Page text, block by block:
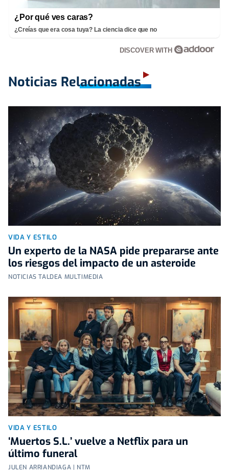
¿Por qué ves caras?
¿Creías que era cosa tuya? La ciencia dice que no
DISCOVER WITH
Noticias Relacionadas
VIDA Y ESTILO
Un experto de la NASA pide prepararse ante
los riesgos del impacto de un asteroide
NOTICIAS TALDEA MULTIMEDIA
VIDA Y ESTILO
‘Muertos S.L.’ vuelve a Netflix para un
último funeral
JULEN ARRIANDIAGA | NTM